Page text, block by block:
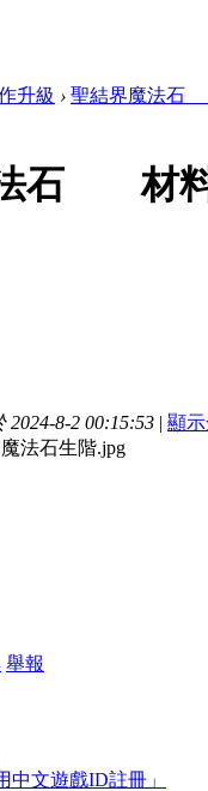
升級 › 聖結界魔法石
石 材料
2024-8-2 00:15:53 | 顯
舉報
中文遊戲ID註冊」